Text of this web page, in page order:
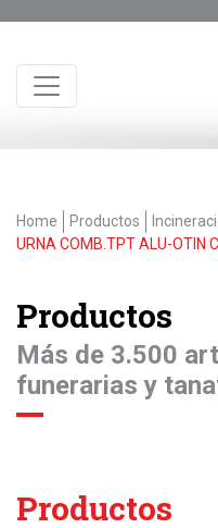
Home Productos
URNA COMB.TPT ALU-OTIN
Productos
Más de 3.500
funerarias y
Productos